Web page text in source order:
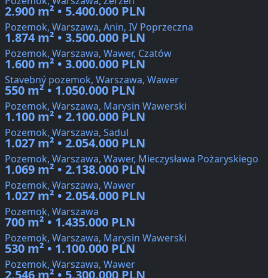
2.900 m² • 5.400.000 PLN
Pozemok, Warszawa, Anin, IV Poprzeczna
1.874 m² • 3.500.000 PLN
Pozemok, Warszawa, Wawer, Czatów
1.600 m² • 3.000.000 PLN
Stavebný pozemok, Warszawa, Wawer
550 m² • 1.050.000 PLN
Pozemok, Warszawa, Marysin Wawerski
1.100 m² • 2.100.000 PLN
Pozemok, Warszawa, Sadul
1.027 m² • 2.054.000 PLN
Pozemok, Warszawa, Wawer, Mieczysława Pożaryskiego
1.069 m² • 2.138.000 PLN
Pozemok, Warszawa, Wawer
1.027 m² • 2.054.000 PLN
Pozemok, Warszawa
700 m² • 1.435.000 PLN
Pozemok, Warszawa, Marysin Wawerski
530 m² • 1.100.000 PLN
Pozemok, Warszawa, Wawer